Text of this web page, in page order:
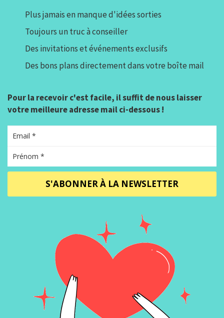
Plus jamais en manque d'idées sorties
Toujours un truc à conseiller
Des invitations et événements exclusifs
Des bons plans directement dans votre boîte mail
Pour la recevoir c'est facile, il suffit de nous laisser
votre meilleure adresse mail ci-dessous !
S'ABONNER À LA NEWSLETTER